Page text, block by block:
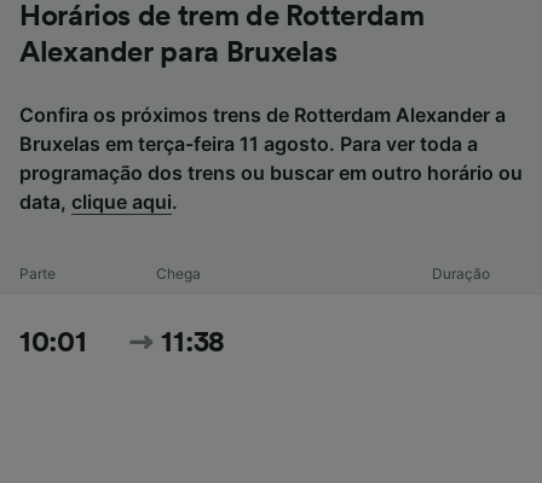
Horários de trem de Rotterdam
Alexander para Bruxelas
Confira os próximos trens de Rotterdam Alexander a
Bruxelas em terça-feira 11 agosto. Para ver toda a
programação dos trens ou buscar em outro horário ou
data, clique aqui.
Parte Chega Duração
10:01 11:38